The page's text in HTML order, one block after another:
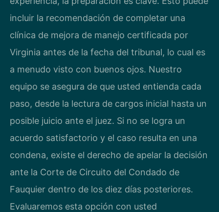
incluir la recomendación de completar una
clínica de mejora de manejo certificada por
Virginia antes de la fecha del tribunal, lo cual es
a menudo visto con buenos ojos. Nuestro
equipo se asegura de que usted entienda cada
paso, desde la lectura de cargos inicial hasta un
posible juicio ante el juez. Si no se logra un
acuerdo satisfactorio y el caso resulta en una
condena, existe el derecho de apelar la decisión
ante la Corte de Circuito del Condado de
Fauquier dentro de los diez días posteriores.
Evaluaremos esta opción con usted